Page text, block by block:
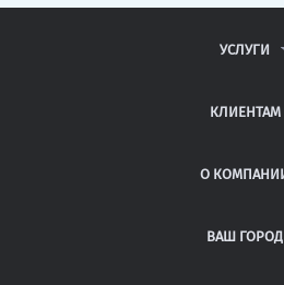
УСЛУГИ
ДИПЛОМНЫЕ
РЕФЕРАТЫ
КЛИЕНТАМ
ВОПРОСЫ И
ПОЛИТИКА
О
КОНТАКТЫ
ВАШ ГОРОД